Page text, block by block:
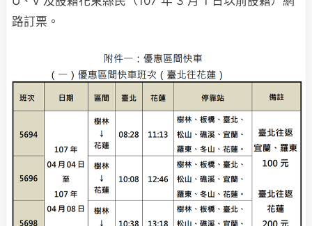
路訂票。